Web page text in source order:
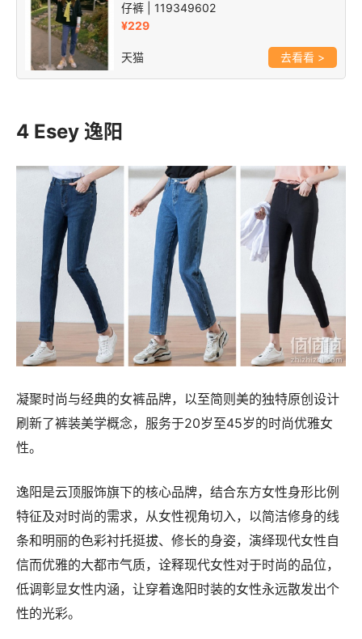
仔裤 | 119349602
¥229
天猫 >
4 Esey 逸阳
凝聚时尚与经典的女裤品牌，以至简则美的独特原创设计
刷新了裤装美学概念，服务于20岁至45岁的时尚优雅女
性。
逸阳是云顶服饰旗下的核心品牌，结合东方女性身形比例
特征及对时尚的需求，从女性视角切入，以简洁修身的线
条和明丽的色彩衬托挺拔、修长的身姿，演绎现代女性自
信而优雅的大都市气质，诠释现代女性对于时尚的品位，
低调彰显女性内涵，让穿着逸阳时装的女性永远散发出个
性的光彩。